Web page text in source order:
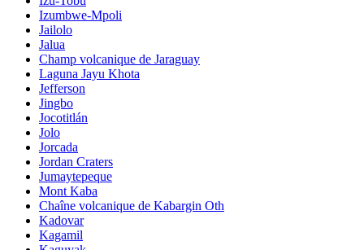
Izumbwe-Mpoli
Jailolo
Jalua
Champ volcanique de Jaraguay
Laguna Jayu Khota
Jefferson
Jingbo
Jocotitlán
Jolo
Jorcada
Jordan Craters
Jumaytepeque
Mont Kaba
Chaîne volcanique de Kabargin Oth
Kadovar
Kagamil